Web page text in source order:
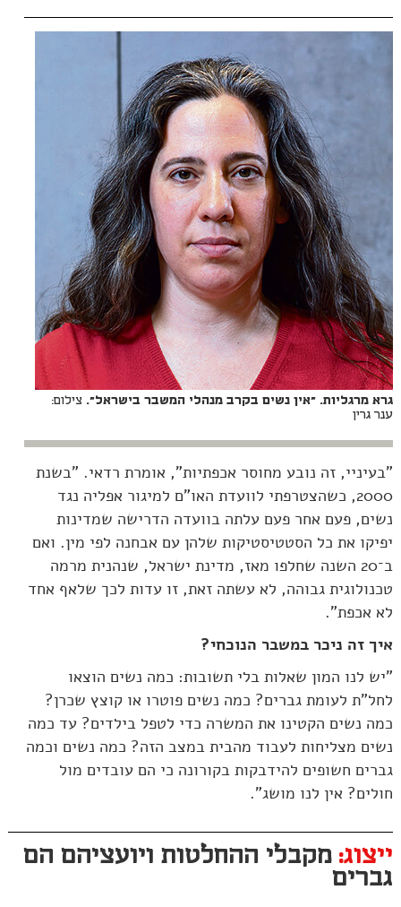
גרא מרגליות. "אין נשים בקרב מנהלי המשבר בישראל". צילום:
ענר גרין
"בעיניי, זה נובע מחוסר אכפתיות", אומרת רדאי. "בשנת
2000, כשהצטרפתי לוועדת האו"ם למיגור אפליה נגד
נשים, פעם אחר פעם עלתה בוועדה הדרישה שמדינות
יפיקו את כל הסטטיסטיקות שלהן עם אבחנה לפי מין. ואם
ב־20 השנה שחלפו מאז, מדינת ישראל, שנהנית מרמה
טכנולוגית גבוהה, לא עשתה זאת, זו עדות לכך שלאף אחד
לא אכפת".
איך זה ניכר במשבר הנוכחי?
"יש לנו המון שאלות בלי תשובות: כמה נשים הוצאו
לחל"ת לעומת גברים? כמה נשים פוטרו או קוצץ שכרן?
כמה נשים הקטינו את המשרה כדי לטפל בילדים? עד כמה
נשים מצליחות לעבוד מהבית במצב הזה? כמה נשים וכמה
גברים חשופים להידבקות בקורונה כי הם עובדים מול
חולים? אין לנו מושג".
ייצוג: מקבלי ההחלטות ויועציהם הם
גברים